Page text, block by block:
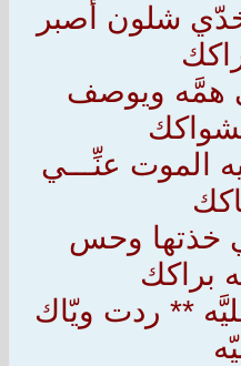
شلون أصبر
همَّه ويوصف
الموت عنِّـــي
خذتها وحس
براكك
** ردت ويّاك